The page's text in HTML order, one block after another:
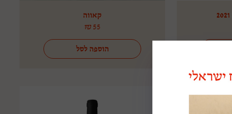
קאווה
₪ 55
הוספה לסל